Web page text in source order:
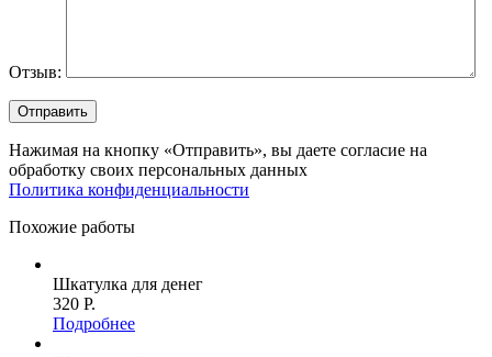
Отзыв:
Нажимая на кнопку «Отправить», вы даете согласие на
обработку своих персональных данных
Политика конфиденциальности
Похожие работы
Шкатулка для денег
320 P.
Подробнее